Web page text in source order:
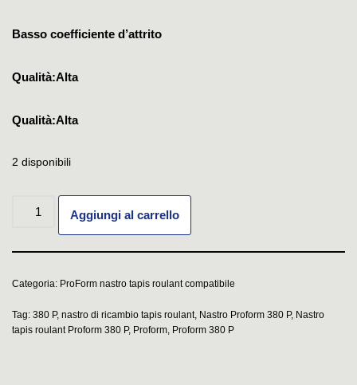
Basso coefficiente d’attrito
Qualità:Alta
Qualità:Alta
2 disponibili
Aggiungi al carrello
Categoria: ProForm nastro tapis roulant compatibile
Tag: 380 P, nastro di ricambio tapis roulant, Nastro Proform 380 P, Nastro
tapis roulant Proform 380 P, Proform, Proform 380 P